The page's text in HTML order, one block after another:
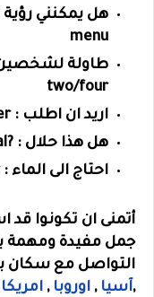
menu
two/four
اريد ان اطلب : I would like to order
هل هذا حلال : ?is this halal
احتاج الى الماء : i need water
أتمنى ان تكونوا قد
جمل مفيدة ومهمة
التواصل مع سكان
,آسيا , اوروبا ,